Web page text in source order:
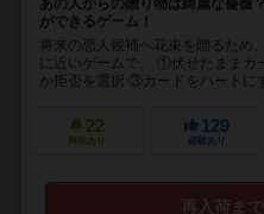
ができるゲーム！
将来の恋人候補へ花束を贈るため
に近いゲームで、 ①伏せたままカ
か拒否を選択 ③カードをハートに
22
興味あり
129
経験あり
再入荷ま